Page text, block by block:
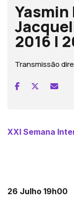
Yasmin
2016 |
Transmissão
XXI Semana
26 Julho 19h00